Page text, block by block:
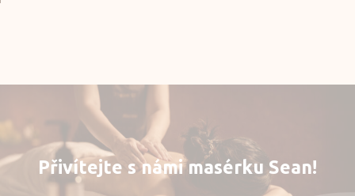
Přivítejte s námi masérku Sean!